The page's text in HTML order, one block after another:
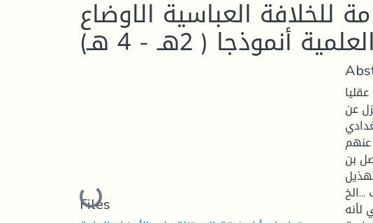
للخلافة العباسية الاوضاع
العلمية أنموذجا ( 2هـ - 4 هـ)
Loading...
Files
عن
.
بن
لأنه